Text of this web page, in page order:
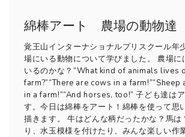
綿棒アート 農場の動物達
覚王山インターナショナルプリスクール年
場にいる動物について学びました。 農場に
いるのかな？“What kind of animals lives
farm?”“There are cows in a
in a farm!”“And horses, too!” 子ども達は
す。今日は綿棒をアート！綿棒を使って思
描きます。 牛はどんな柄だったかな？馬は
り、水玉模様を付けたり、みんな楽しい作